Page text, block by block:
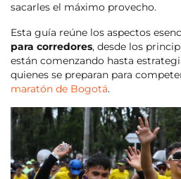
sacarles el máximo provecho.
Esta guía reúne los aspectos
para corredores, desde los
están comenzando hasta
quienes se preparan para
maratón de Bogotá.